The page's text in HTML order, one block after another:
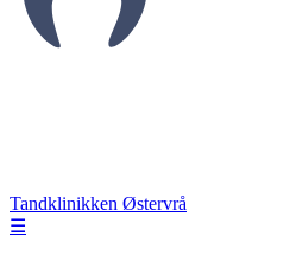
Tandklinikken Østervrå
☰